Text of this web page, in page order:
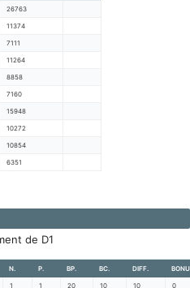
26763
11374
7111
11264
8858
7160
15948
10272
10854
6351
de D1
N. P. BP. BC. DIFF.
1 1 20 10 10 0